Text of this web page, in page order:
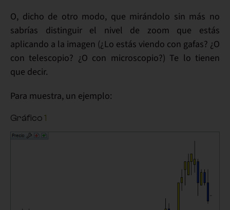
O, dicho de otro modo, que mirándolo sin más no
sabrías distinguir el nivel de zoom que estás
aplicando a la imagen (¿Lo estás viendo con gafas? ¿O
con telescopio? ¿O con microscopio?) Te lo tienen
que decir.
Para muestra, un ejemplo:
Gráfico 1